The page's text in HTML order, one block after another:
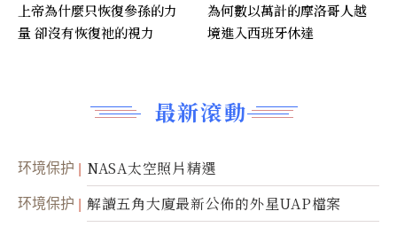
最新滾動
环境保护 NASA太空照片精選
环境保护 解讀五角大廈最新公佈的外星UAP檔案
上帝為什麼只恢復參孫的力
量 卻沒有恢復祂的視力
為何數以萬計的摩洛哥人越
境進入西班牙休達